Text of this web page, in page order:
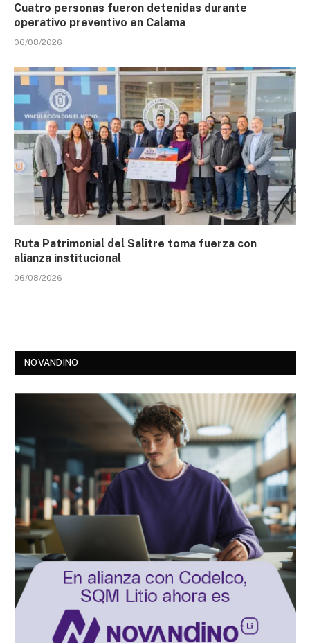
Cuatro personas fueron detenidas durante
operativo preventivo en Calama
06/08/2026
Ruta Patrimonial del Salitre toma fuerza con
alianza institucional
06/08/2026
NOVANDINO